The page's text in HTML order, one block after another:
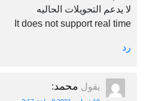
لا يدعم التحويلات الحاليه
It does not support real time
رد
يقول محمد: